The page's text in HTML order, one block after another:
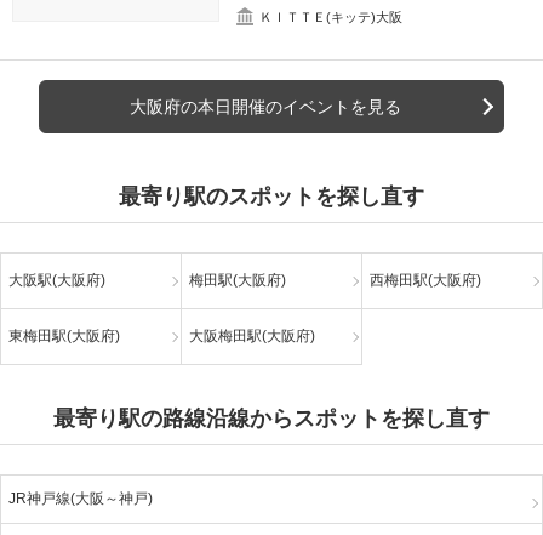
ＫＩＴＴＥ(キッテ)大阪
大阪府の本日開催のイベントを見る
最寄り駅のスポットを探し直す
大阪駅(大阪府) 梅田駅(大阪府) 西梅田駅(大阪府)
東梅田駅(大阪府) 大阪梅田駅(大阪府)
最寄り駅の路線沿線からスポットを探し直す
JR神戸線(大阪～神戸)